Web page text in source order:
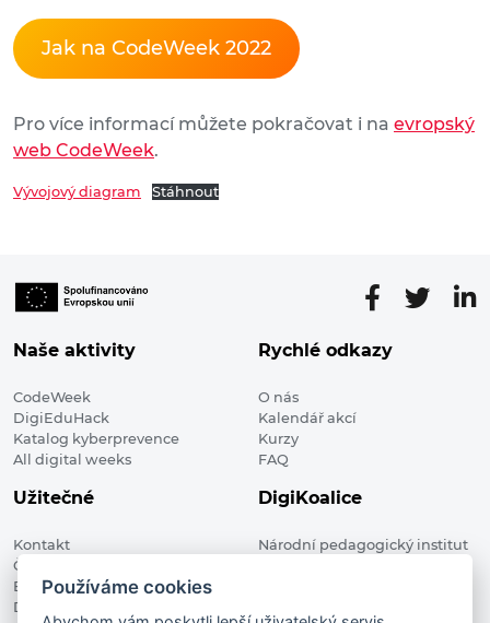
Jak na CodeWeek 2022
Pro více informací můžete pokračovat i na evropský
web CodeWeek.
Vývojový diagram Stáhnout
Naše aktivity
CodeWeek
DigiEduHack
Katalog kyberprevence
All digital weeks
Rychlé odkazy
O nás
Kalendář akcí
Kurzy
FAQ
Užitečné
Kontakt
Členské organizace
Blog
Digitalizace ve vzdělávání
DigiKoalice
Národní pedagogický institut
Používáme cookies